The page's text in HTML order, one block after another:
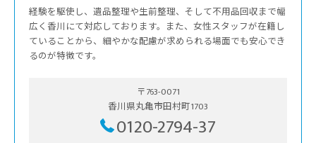
経験を駆使し、遺品整理や生前整理、そして不用品回収まで幅
広く香川にて対応しております。また、女性スタッフが在籍し
ていることから、細やかな配慮が求められる場面でも安心でき
るのが特徴です。
〒763-0071
香川県丸亀市田村町1703
0120-2794-37